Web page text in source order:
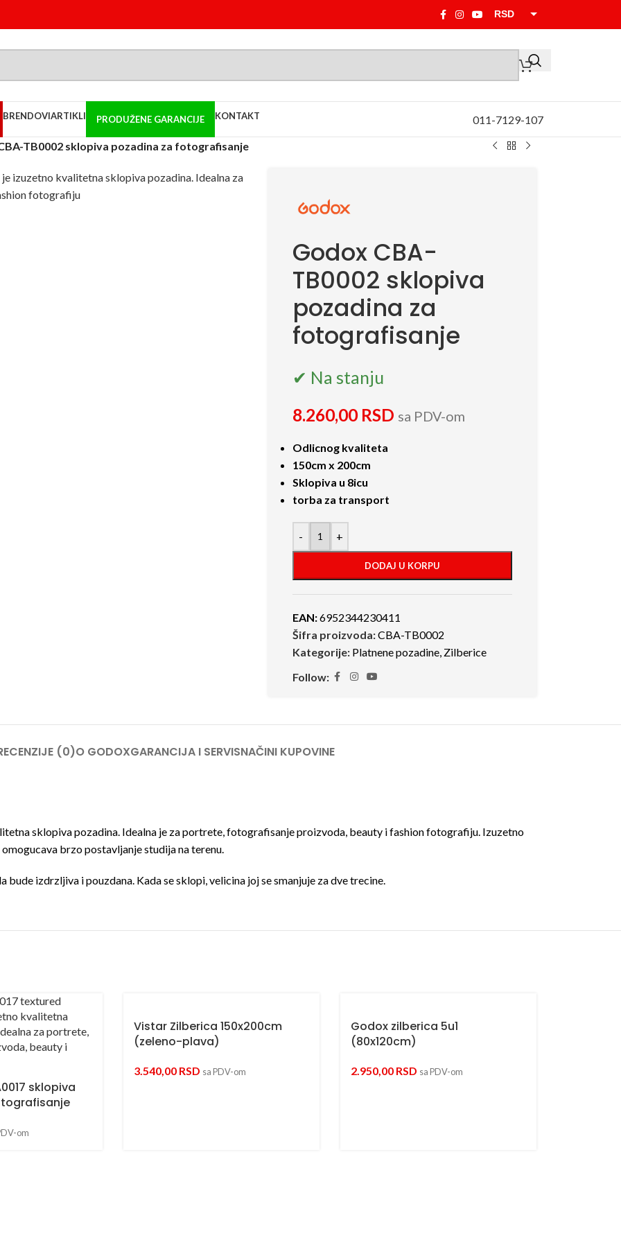
RSD
BRENDOVIARTIKLI PRODUŽENE GARANCIJE KONTAKT 011-7129-107
TB0002 sklopiva pozadina za fotografisanje
Godox CBA-
TB0002 sklopiva
pozadina za
fotografisanje
✔ Na stanju
8.260,00 RSD sa PDV-om
Odlicnog kvaliteta
150cm x 200cm
Sklopiva u 8icu
torba za transport
- +
DODAJ U KORPU
EAN:6952344230411
Šifra proizvoda:CBA-TB0002
Kategorije: Platnene pozadine, Zilberice
Follow:
(0)O GODOXGARANCIJA I SERVISNAČINI KUPOVINE
sklopiva pozadina. Idealna je za portrete, fotografisanje proizvoda, beauty i fashion fotografiju. Izuzetno
brzo postavljanje studija na terenu.
izdrzljiva i pouzdana. Kada se sklopi, velicina joj se smanjuje za dve trecine.
sklopiva
om
Vistar Zilberica 150x200cm
(zeleno-plava)
3.540,00 RSD sa PDV-om
Godox zilberica 5u1
(80x120cm)
2.950,00 RSD sa PDV-om